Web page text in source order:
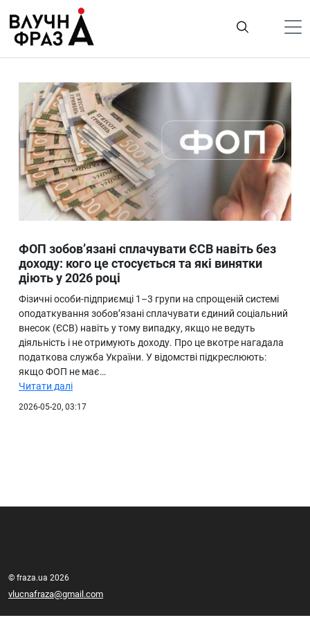
содержимому
Гроші
Життя
Лайфстайл
ТехноНаука
Людина
Ukraine
Про нас
ФОП зобов’язані сплачувати ЄСВ навіть без
доходу: кого це стосується та які винятки
діють у 2026 році
Фізичні особи-підприємці 1–3 групи на спрощеній системі
оподаткування зобов’язані сплачувати єдиний соціальний
внесок (ЄСВ) навіть у тому випадку, якщо не ведуть
діяльність і не отримують доходу. Про це вкотре нагадала
податкова служба України. У відомстві підкреслюють:
якщо ФОП не має…
Читати далі
2026-05-20, 03:17
© fraza.ua 2026
vlucnafraza@gmail.com